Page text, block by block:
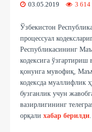
03.05.2019 3 614
Ўзбекистон
процессуал
Республикасининг
кодексига
қонунга мувофиқ,
кодексда муаллифлик
бузганлик учун
вазирлигининг
орқали хабар берилди